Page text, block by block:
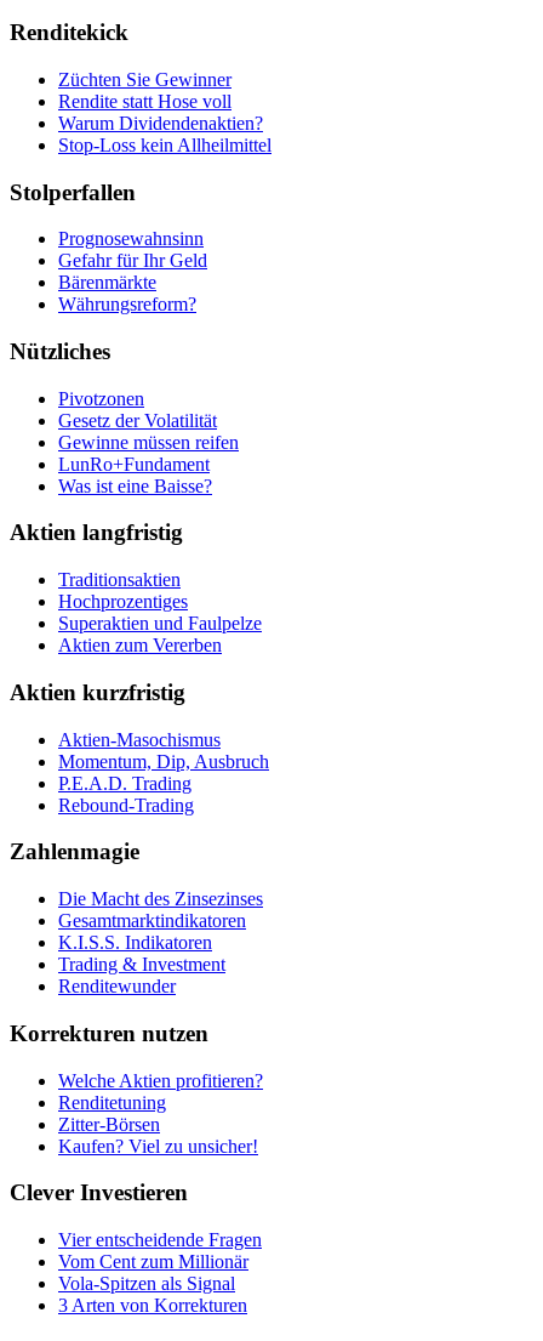
Renditekick
Züchten Sie Gewinner
Rendite statt Hose voll
Warum Dividendenaktien?
Stop-Loss kein Allheilmittel
Stolperfallen
Prognosewahnsinn
Gefahr für Ihr Geld
Bärenmärkte
Währungsreform?
Nützliches
Pivotzonen
Gesetz der Volatilität
Gewinne müssen reifen
LunRo+Fundament
Was ist eine Baisse?
Aktien langfristig
Traditionsaktien
Hochprozentiges
Superaktien und Faulpelze
Aktien zum Vererben
Aktien kurzfristig
Aktien-Masochismus
Momentum, Dip, Ausbruch
P.E.A.D. Trading
Rebound-Trading
Zahlenmagie
Die Macht des Zinsezinses
Gesamtmarktindikatoren
K.I.S.S. Indikatoren
Trading & Investment
Renditewunder
Korrekturen nutzen
Welche Aktien profitieren?
Renditetuning
Zitter-Börsen
Kaufen? Viel zu unsicher!
Clever Investieren
Vier entscheidende Fragen
Vom Cent zum Millionär
Vola-Spitzen als Signal
3 Arten von Korrekturen